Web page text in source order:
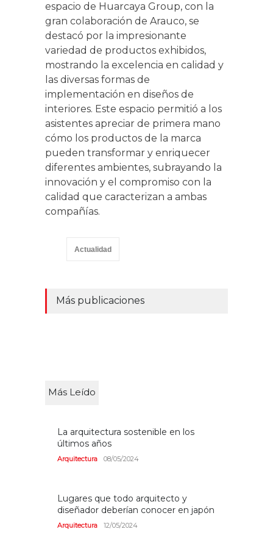
espacio de Huarcaya Group, con la
gran colaboración de Arauco, se
destacó por la impresionante
variedad de productos exhibidos,
mostrando la excelencia en calidad y
las diversas formas de
implementación en diseños de
interiores. Este espacio permitió a los
asistentes apreciar de primera mano
cómo los productos de la marca
pueden transformar y enriquecer
diferentes ambientes, subrayando la
innovación y el compromiso con la
calidad que caracterizan a ambas
compañías.
Actualidad
Más publicaciones
Más Leído
La arquitectura sostenible en los
últimos años
Arquitectura 08/05/2024
Lugares que todo arquitecto y
diseñador deberían conocer en japón
Arquitectura 12/05/2024